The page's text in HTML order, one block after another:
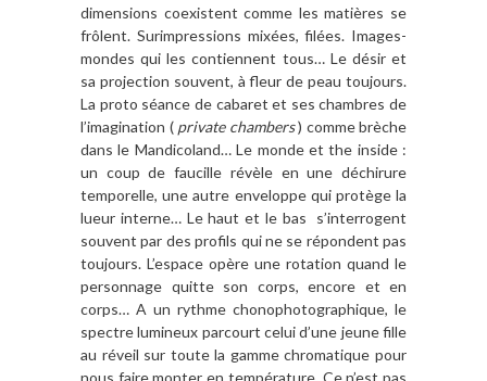
dimensions coexistent comme les matières se
frôlent. Surimpressions mixées, filées. Images-
mondes qui les contiennent tous… Le désir et
sa projection souvent, à fleur de peau toujours.
La proto séance de cabaret et ses chambres de
l’imagination ( private chambers) comme brèche
dans le Mandicoland… Le monde et the inside :
un coup de faucille révèle en une déchirure
temporelle, une autre enveloppe qui protège la
lueur interne… Le haut et le bas s’interrogent
souvent par des profils qui ne se répondent pas
toujours. L’espace opère une rotation quand le
personnage quitte son corps, encore et en
corps… A un rythme chonophotographique, le
spectre lumineux parcourt celui d’une jeune fille
au réveil sur toute la gamme chromatique pour
nous faire monter en température. Ce n’est pas